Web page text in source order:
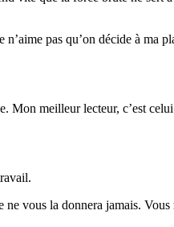
pas qu’on décide à ma
Mon meilleur lecteur, c’est
vous la donnera jamais.